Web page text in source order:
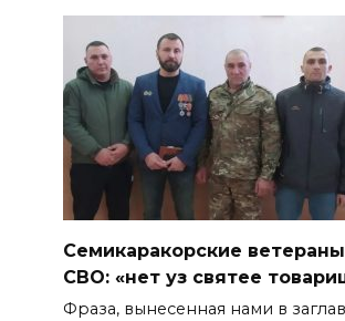
Семикаракорские
СВО: «нет уз святее
Фраза, вынесенная нами в